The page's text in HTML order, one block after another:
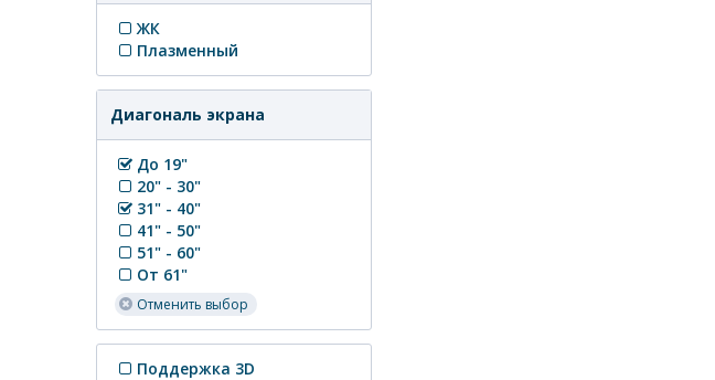
ЖК
Плазменный
Диагональ экрана
До 19"
20" - 30"
31" - 40"
41" - 50"
51" - 60"
От 61"
Отменить выбор
Поддержка 3D